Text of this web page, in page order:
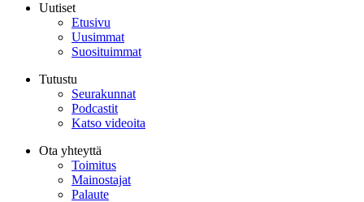
Uutiset
Etusivu
Uusimmat
Suosituimmat
Tutustu
Seurakunnat
Podcastit
Katso videoita
Ota yhteyttä
Toimitus
Mainostajat
Palaute